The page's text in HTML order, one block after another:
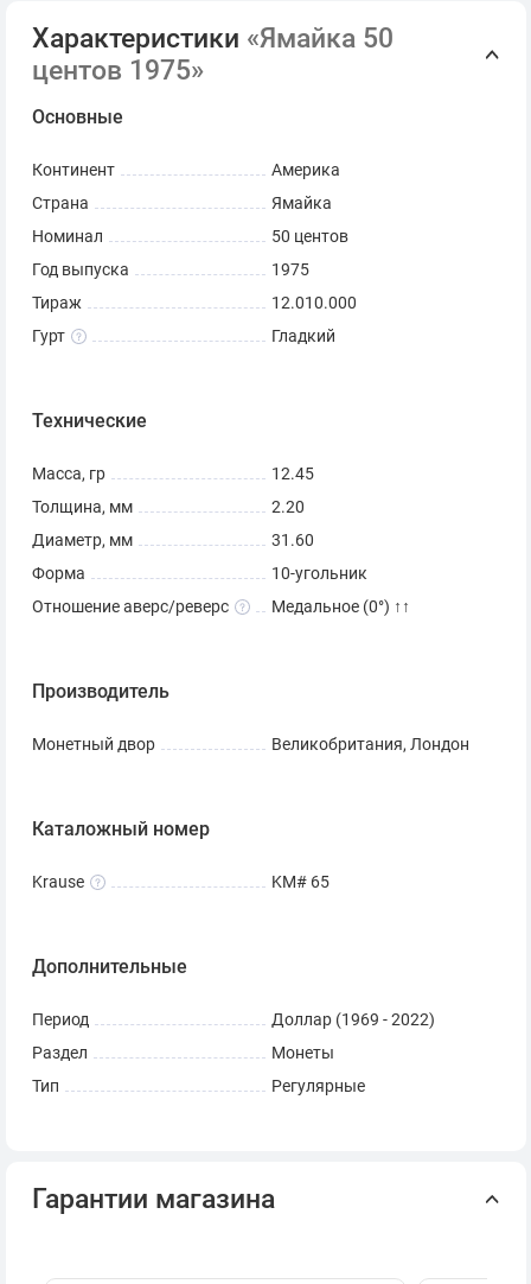
Характеристики «Ямайка 50
центов 1975»
Основные
Континент
Америка
Страна
Ямайка
Номинал
50 центов
Год выпуска
1975
Тираж
12.010.000
Гурт
Гладкий
Технические
Масса, гр
12.45
Толщина, мм
2.20
Диаметр, мм
31.60
Форма
10-угольник
Отношение аверс/реверс
Медальное (0°) ↑↑
Производитель
Монетный двор Великобритания, Лондон
Каталожный номер
Krause KM# 65
Дополнительные
Период
Доллар (1969 - 2022)
Раздел
Монеты
Тип
Регулярные
Гарантии магазина